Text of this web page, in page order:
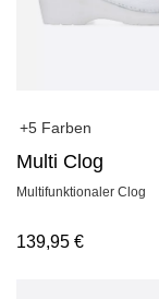
+5 Farben
Multi Clog
Multifunktionaler Clog
139,95 €